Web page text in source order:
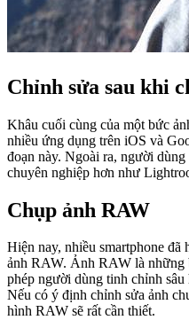
Chỉnh sửa sau khi
Khâu cuối cùng của một bức
nhiều ứng dụng trên iOS và
đoạn này. Ngoài ra, người
chuyên nghiệp hơn như
Chụp ảnh RAW
Hiện nay, nhiều smartphone
ảnh RAW. Ảnh RAW là những
phép người dùng tinh chỉnh
Nếu có ý định chỉnh sửa ảnh
hình RAW sẽ rất cần thiết.